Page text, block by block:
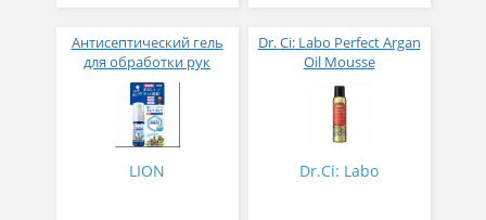
Антисептический гель
для обработки рук
KireiKirei 99,9 %
спиртосодержащий без
аромата 28 мл
LION
Dr. Ci: Labo Perfect Argan
Oil Mousse
Увлажняющий мусс для
лица и тела с аргановым
маслом 120 г
Dr.Ci: Labo